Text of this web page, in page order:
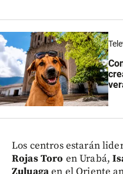
Los centros estarán
Rojas Toro en Urabá,